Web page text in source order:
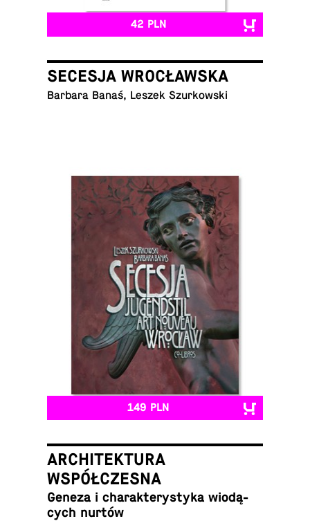
42 PLN
SECESJA WROCŁAWSKA
Barbara Banaś, Leszek Szurkowski
149 PLN
ARCHITEKTURA
WSPÓŁCZESNA
Geneza i cha­rak­te­ry­sty­ka wio­dą­
cych nurtów